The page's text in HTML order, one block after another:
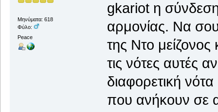
Μηνύματα: 618
Φύλο:
Peace
gkariot η
αρμονίας. Να
της Ντο
τις νότες αυτές
διαφορετική
που ανήκουν σε